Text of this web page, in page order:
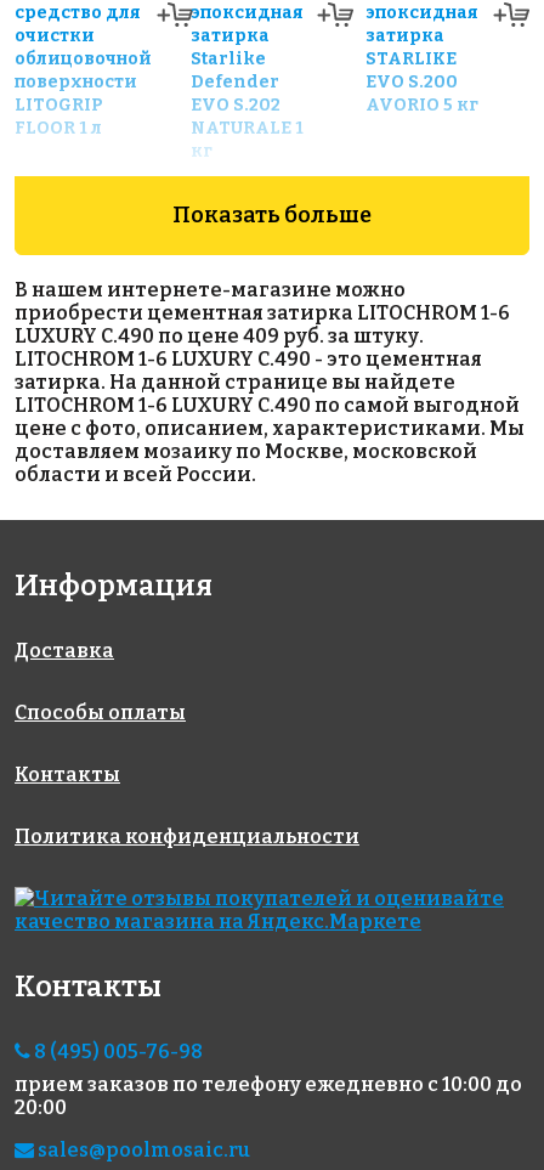
средство для
очистки
облицовочной
поверхности
LITOGRIP
FLOOR 1 л
эпоксидная
затирка
Starlike
Defender
EVO S.202
NATURALE 1
кг
эпоксидная
затирка
STARLIKE
EVO S.200
AVORIO 5 кг
391 руб.
цементная
затирка
LITOCHROM
1-6 LUXURY
1162 руб.
эпоксидная
затирка
EpoxyElite
E.03
серый 1 кг
3590 руб.
Эпоксидная
затирка
STARLIKE
гидроизоляция
X90 С.130
1650 руб.
Клей Mapei
Adesilex P10
цементная
Показать больше
В нашем интернете-магазине можно
приобрести цементная затирка LITOCHROM 1-6
LUXURY C.490 по цене 409 руб. за штуку.
LITOCHROM 1-6 LUXURY C.490 - это цементная
затирка. На данной странице вы найдете
LITOCHROM 1-6 LUXURY C.490 по самой выгодной
цене с фото, описанием, характеристиками. Мы
доставляем мозаику по Москве, московской
области и всей России.
Информация
Доставка
Способы оплаты
Контакты
Политика конфиденциальности
Контакты
8 (495) 005-76-98
прием заказов по телефону ежедневно с 10:00 до
20:00
sales@poolmosaic.ru